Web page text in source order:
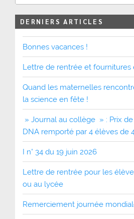
DERNIERS ARTICLES
Bonnes vacances !
Lettre de rentrée et fournitures
Quand les maternelles
la science en fête !
» Journal au collège » : Prix
DNA remporté par 4 élèves de
I n° 34 du 19 juin 2026
Lettre de rentrée pour les
ou au lycée
Remerciement journée